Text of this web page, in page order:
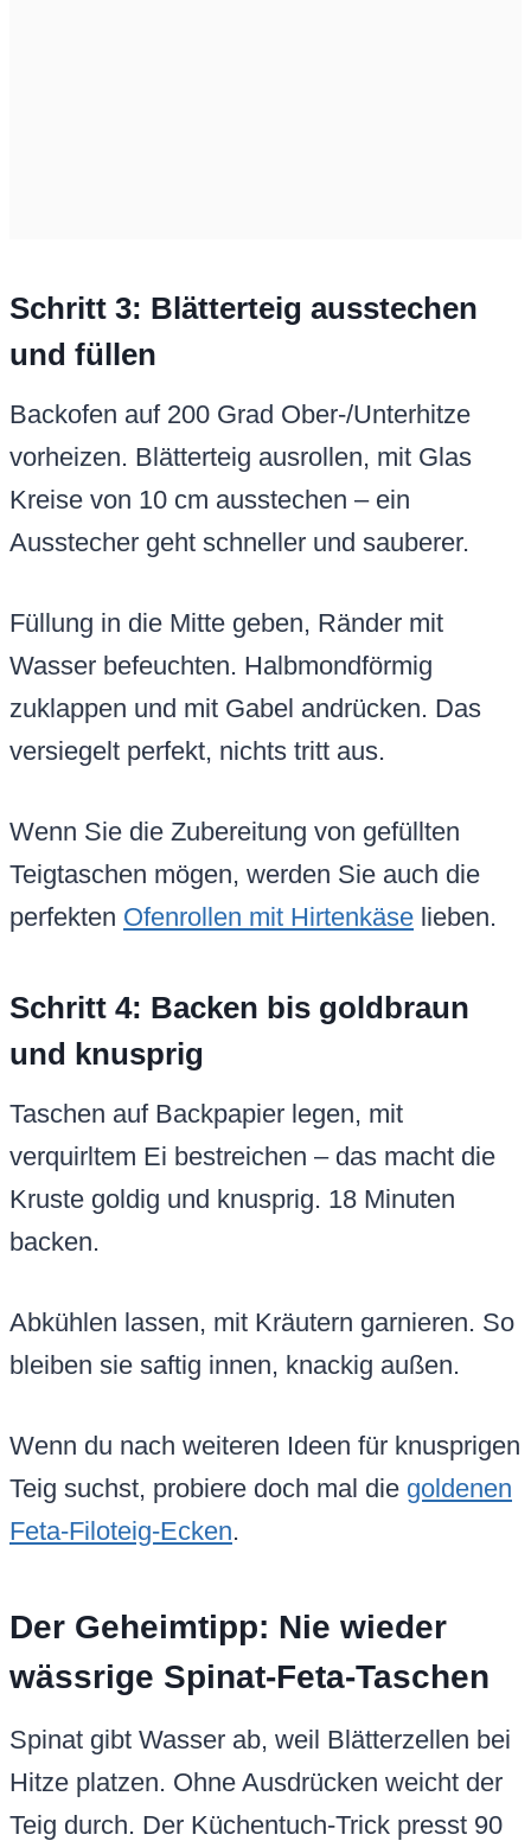
Schritt 3: Blätterteig ausstechen
und füllen
Backofen auf 200 Grad Ober-/Unterhitze
vorheizen. Blätterteig ausrollen, mit Glas
Kreise von 10 cm ausstechen – ein
Ausstecher geht schneller und sauberer.
Füllung in die Mitte geben, Ränder mit
Wasser befeuchten. Halbmondförmig
zuklappen und mit Gabel andrücken. Das
versiegelt perfekt, nichts tritt aus.
Wenn Sie die Zubereitung von gefüllten
Teigtaschen mögen, werden Sie auch die
perfekten Ofenrollen mit Hirtenkäse lieben.
Schritt 4: Backen bis goldbraun
und knusprig
Taschen auf Backpapier legen, mit
verquirltem Ei bestreichen – das macht die
Kruste goldig und knusprig. 18 Minuten
backen.
Abkühlen lassen, mit Kräutern garnieren. So
bleiben sie saftig innen, knackig außen.
Wenn du nach weiteren Ideen für knusprigen
Teig suchst, probiere doch mal die goldenen
Feta-Filoteig-Ecken.
Der Geheimtipp: Nie wieder
wässrige Spinat-Feta-Taschen
Spinat gibt Wasser ab, weil Blätterzellen bei
Hitze platzen. Ohne Ausdrücken weicht der
Teig durch. Der Küchentuch-Trick presst 90